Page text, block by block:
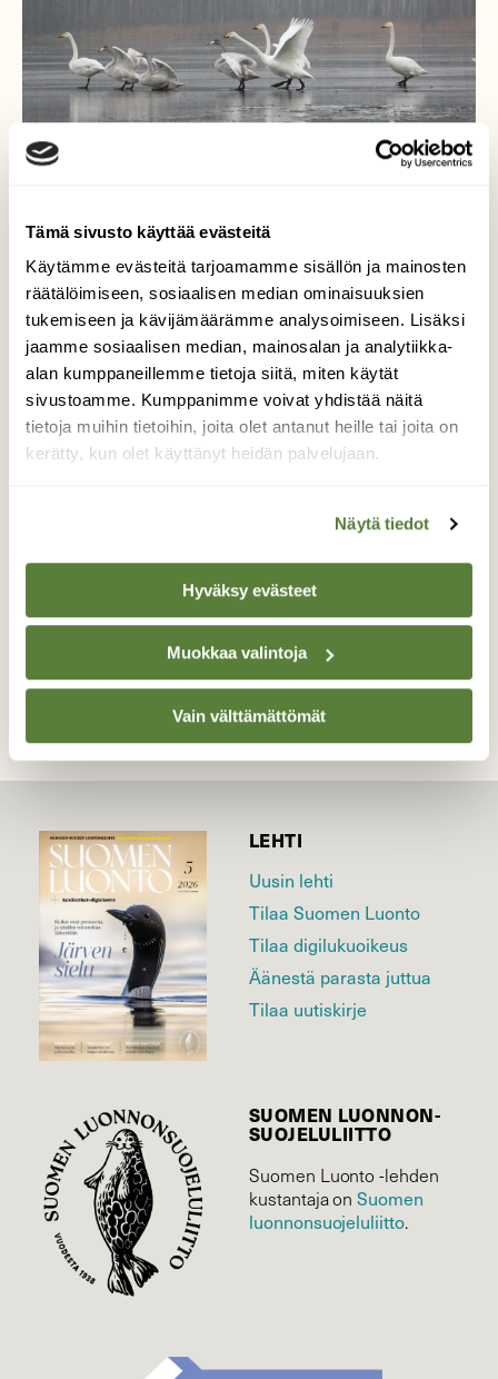
Tämä sivusto käyttää evästeitä
Käytämme evästeitä tarjoamamme sisällön ja mainosten
räätälöimiseen, sosiaalisen median ominaisuuksien
tukemiseen ja kävijämäärämme analysoimiseen. Lisäksi
jaamme sosiaalisen median, mainosalan ja analytiikka-
alan kumppaneillemme tietoja siitä, miten käytät
sivustoamme. Kumppanimme voivat yhdistää näitä
tietoja muihin tietoihin, joita olet antanut heille tai joita on
kerätty, kun olet käyttänyt heidän palvelujaan.
Näytä tiedot
Hyväksy evästeet
Muokkaa valintoja
Vain välttämättömät
Joutsenten läksiäistanssi
Kuvattu 23.11.2016 Lempäälässä. Monta
laulujoutsenperhettä oli vielä sulan veden
äärellä tankkaamassa. Tässä on varmaan
menossa jonkinlainen läksiäistanssi, kun
seuraavana päivänä paikalla oli enää vain
yksi perhe.
Valokuvaaja: Irja Lehtinen, Lempäälä, Säijä
TAKAISIN LISTAAN
LEHTI
Uusin lehti
Tilaa Suomen Luonto
Tilaa digilukuoikeus
Äänestä parasta juttua
Tilaa uutiskirje
SUOMEN LUONNON­
SUOJELU­LIITTO
Suomen Luonto -lehden
kustantaja onSuomen
luonnonsuojelu­liitto.